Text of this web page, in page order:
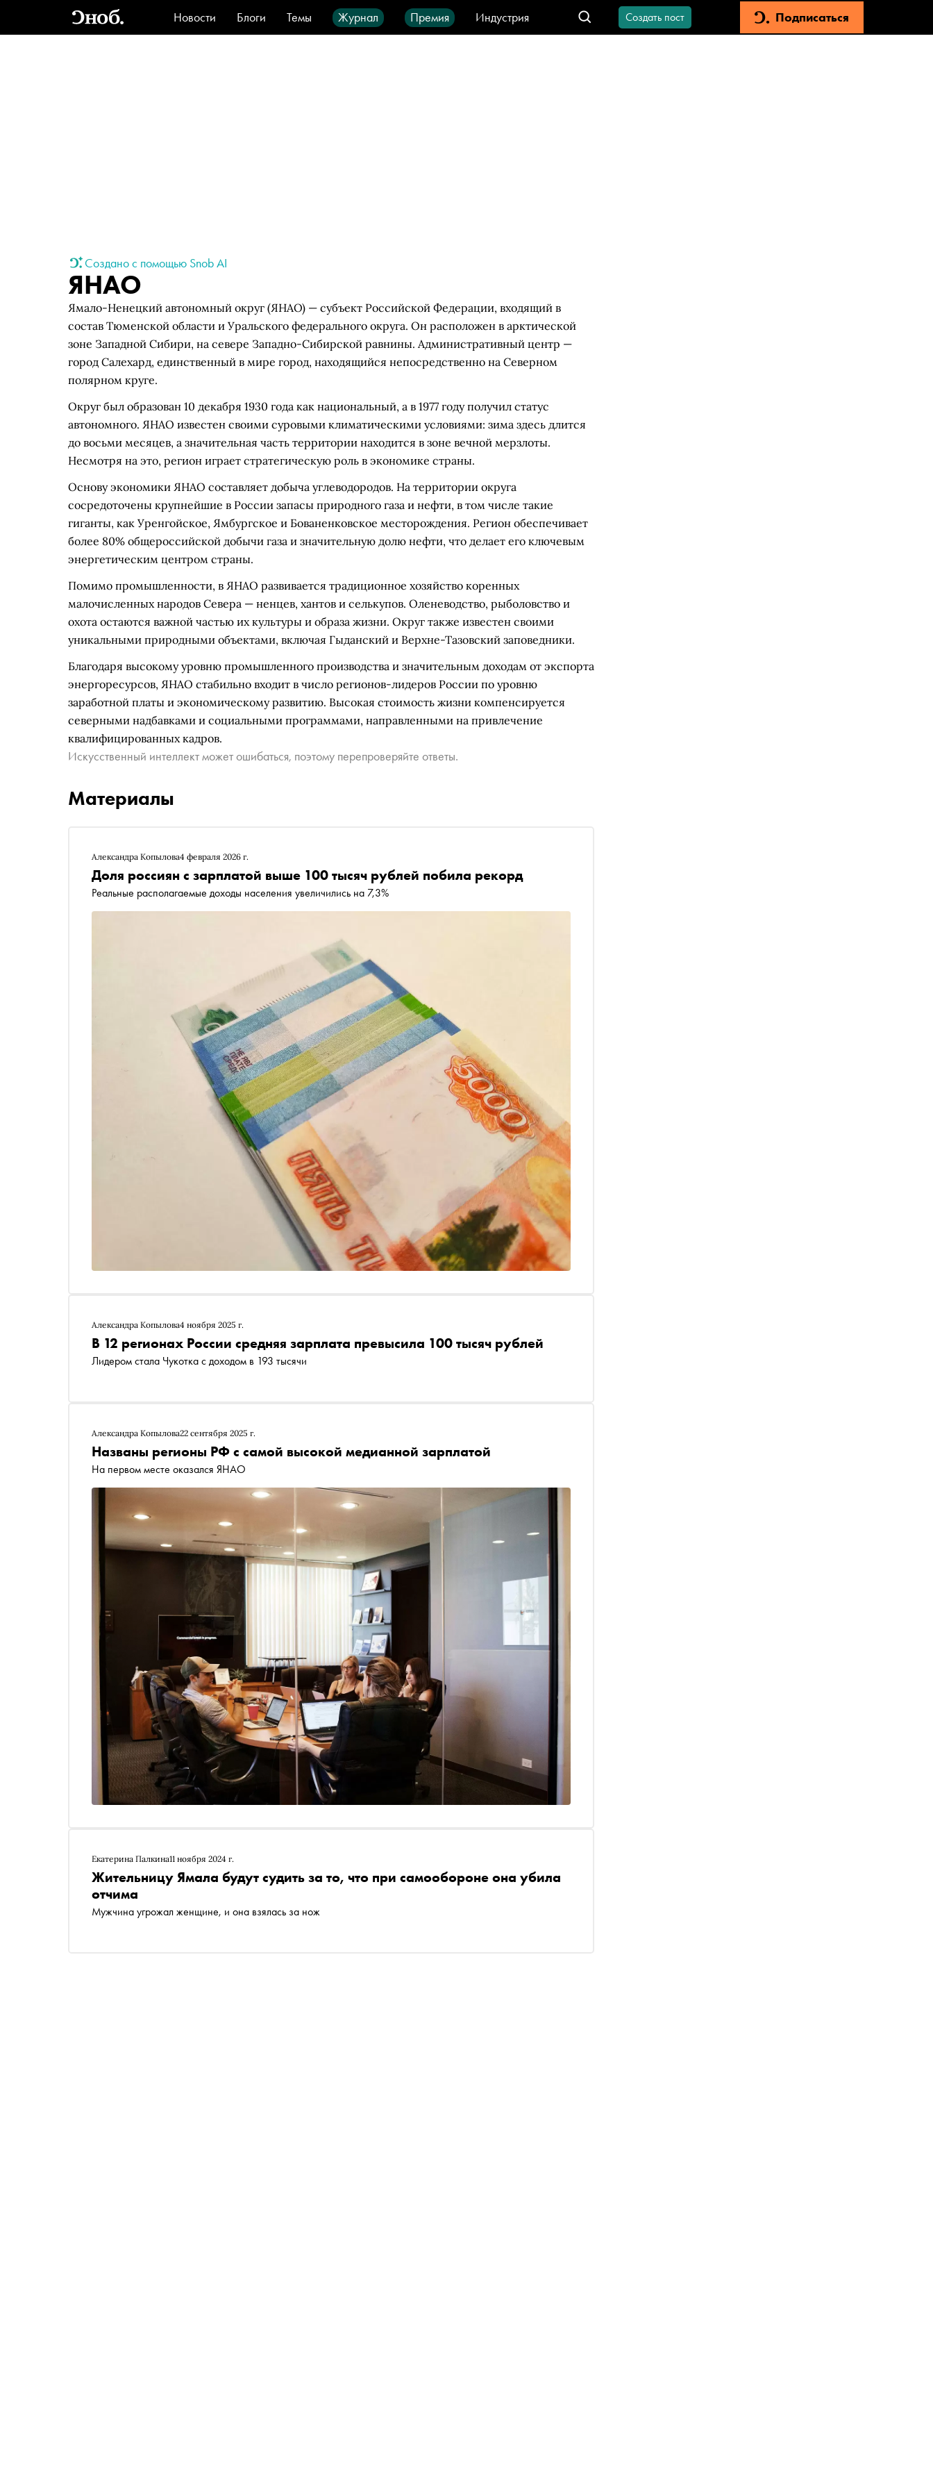
Новости Блоги Темы Журнал Премия
Индустрия
Стиль
Видео Город IT-продукты
Создать пост Подписаться
Создано с помощью Snob AI
ЯНАО
Ямало-Ненецкий автономный округ (ЯНАО) — субъект Российской Федерации, входящий в
состав Тюменской области и Уральского федерального округа. Он расположен в арктической
зоне Западной Сибири, на севере Западно-Сибирской равнины. Административный центр —
город Салехард, единственный в мире город, находящийся непосредственно на Северном
полярном круге.
Округ был образован 10 декабря 1930 года как национальный, а в 1977 году получил статус
автономного. ЯНАО известен своими суровыми климатическими условиями: зима здесь длится
до восьми месяцев, а значительная часть территории находится в зоне вечной мерзлоты.
Несмотря на это, регион играет стратегическую роль в экономике страны.
Основу экономики ЯНАО составляет добыча углеводородов. На территории округа
сосредоточены крупнейшие в России запасы природного газа и нефти, в том числе такие
гиганты, как Уренгойское, Ямбургское и Бованенковское месторождения. Регион обеспечивает
более 80% общероссийской добычи газа и значительную долю нефти, что делает его ключевым
энергетическим центром страны.
Помимо промышленности, в ЯНАО развивается традиционное хозяйство коренных
малочисленных народов Севера — ненцев, хантов и селькупов. Оленеводство, рыболовство и
охота остаются важной частью их культуры и образа жизни. Округ также известен своими
уникальными природными объектами, включая Гыданский и Верхне-Тазовский заповедники.
Благодаря высокому уровню промышленного производства и значительным доходам от экспорта
энергоресурсов, ЯНАО стабильно входит в число регионов-лидеров России по уровню
заработной платы и экономическому развитию. Высокая стоимость жизни компенсируется
северными надбавками и социальными программами, направленными на привлечение
квалифицированных кадров.
Искусственный интеллект может ошибаться, поэтому перепроверяйте ответы.
Материалы
Александра Копылова4 февраля 2026 г.
Доля россиян с зарплатой выше 100 тысяч рублей побила рекорд
Реальные располагаемые доходы населения увеличились на 7,3%
Александра Копылова4 ноября 2025 г.
В 12 регионах России средняя зарплата превысила 100 тысяч рублей
Лидером стала Чукотка с доходом в 193 тысячи
Александра Копылова22 сентября 2025 г.
Названы регионы РФ с самой высокой медианной зарплатой
На первом месте оказался ЯНАО
Екатерина Палкина11 ноября 2024 г.
Жительницу Ямала будут судить за то, что при самообороне она убила
отчима
Мужчина угрожал женщине, и она взялась за нож